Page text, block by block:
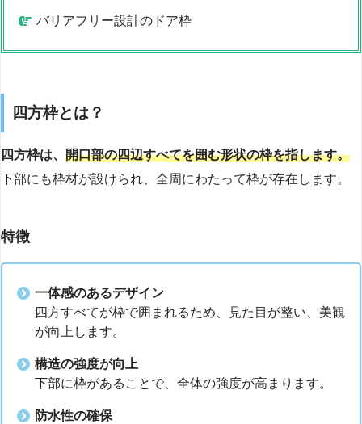
バリアフリー設計のドア枠
四方枠とは？
四方枠は、 開口部の四辺すべてを囲む形状の枠を指します。
下部にも枠材が設けられ、全周にわたって枠が存在します。
特徴
一体感のあるデザイン
四方すべてが枠で囲まれるため、見た目が整い、美観
が向上します。
構造の強度が向上
下部に枠があることで、全体の強度が高まります。
防水性の確保